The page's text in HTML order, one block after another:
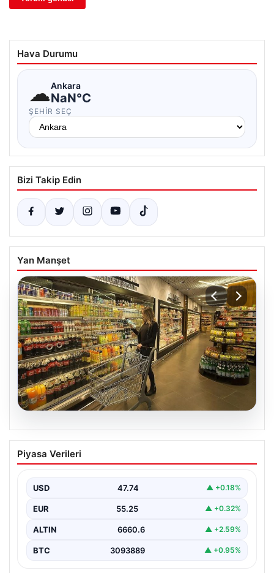
Hava Durumu
☁Ankara
NaN°C
ŞEHIR SEÇ
Bizi Takip Edin
Yan Manşet
Enflasyon verileri ne zaman
açıklanacak? 2026 TÜİK mart ayı
Piyasa Verileri
USD 47.74 ▲ +0.18%
EUR 55.25 ▲ +0.32%
ALTIN 6660.6 ▲ +2.59%
BTC 3093889 ▲ +0.95%